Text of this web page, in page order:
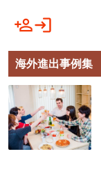
海外進出事例集